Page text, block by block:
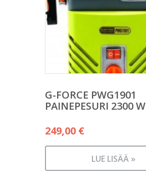
G-FORCE PWG1901
PAINEPESURI 2300 W
249,00 €
LUE LISÄÄ »